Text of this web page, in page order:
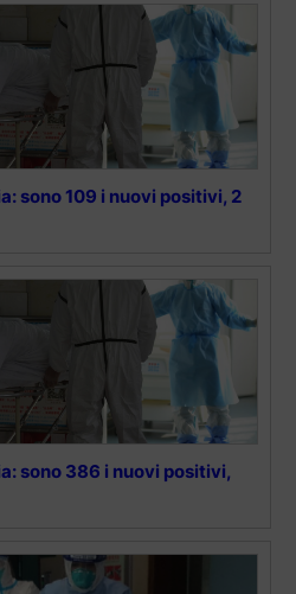
sono 109 i nuovi positivi, 2
sono 386 i nuovi positivi,